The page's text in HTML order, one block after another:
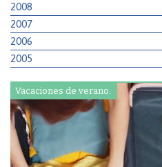
2008
2007
2006
2005
Vacaciones de verano.